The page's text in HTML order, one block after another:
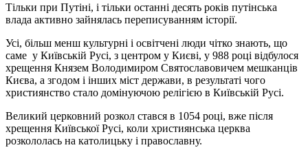
Тільки при Путіні, і тільки останні десять років путінська
влада активно зайнялась переписуванням історії.
Усі, більш менш культурні і освітчені люди чітко знають, що
саме у Київській Русі, з центром у Києві, у 988 році відбулося
хрещення Князем Володимиром Святославовичем мешканців
Києва, а згодом і інших міст держави, в результаті чого
християнство стало домінуючою релігією в Київській Русі.
Великий церковний розкол стався в 1054 році, вже після
хрещення Київської Русі, коли християнська церква
розкололась на католицьку і православну.